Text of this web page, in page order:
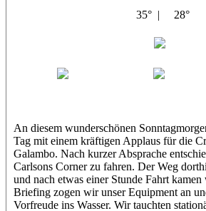
35° | 28°
An diesem wunderschönen
Tag mit einem kräftigen Applaus für die
Galambo. Nach kurzer Absprache
Carlsons Corner zu fahren. Der Weg
und nach etwas einer Stunde Fahrt
Briefing zogen wir unser Equipment an
Vorfreude ins Wasser. Wir tauchten